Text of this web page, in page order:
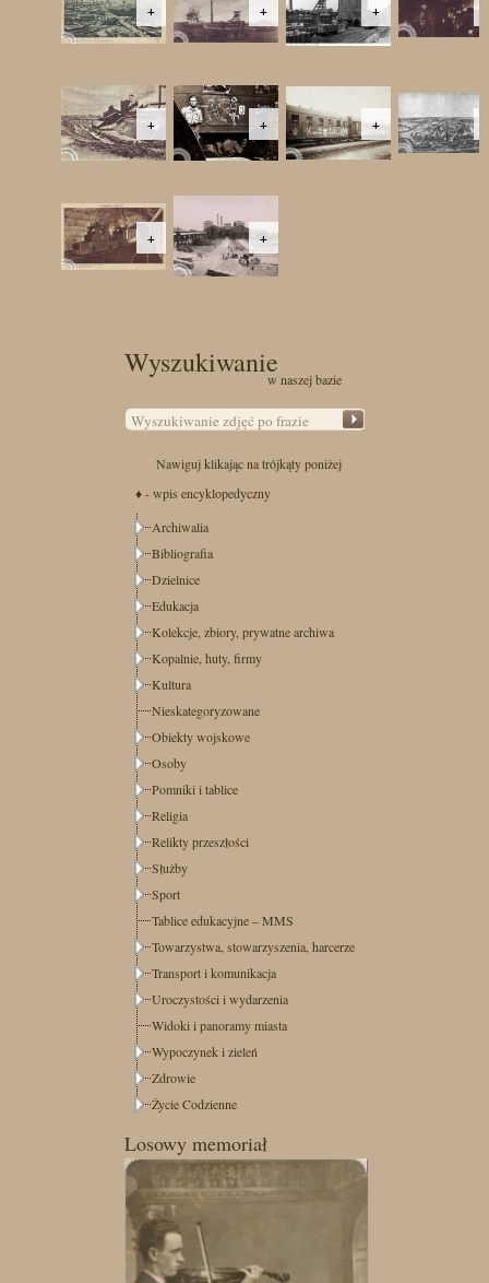
+ + +
+ + +
+ +
Wyszukiwaniew naszej bazie
Nawiguj klikając na trójkąty poniżej
♦ - wpis encyklopedyczny
Archiwalia
Bibliografia
Dzielnice
Edukacja
Kolekcje, zbiory, prywatne archiwa
Kopalnie, huty, firmy
Kultura
Nieskategoryzowane
Obiekty wojskowe
Osoby
Pomniki i tablice
Religia
Relikty przeszłości
Służby
Sport
Tablice edukacyjne – MMS
Towarzystwa, stowarzyszenia, harcerze
Transport i komunikacja
Uroczystości i wydarzenia
Widoki i panoramy miasta
Wypoczynek i zieleń
Zdrowie
Życie Codzienne
Losowy memoriał